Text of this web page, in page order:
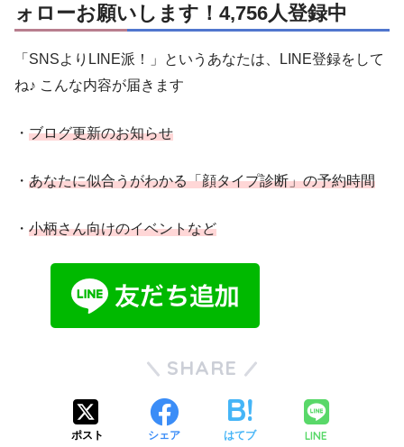
ォローお願いします！4,756人登録中
「SNSよりLINE派！」というあなたは、LINE登録をして
ね♪ こんな内容が届きます
・ ブログ更新のお知らせ
・ あなたに似合うがわかる「顔タイプ診断」の予約時間
・ 小柄さん向けのイベントなど
SHARE
ポスト シェア はてブ LINE